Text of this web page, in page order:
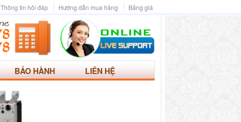
Bảng giá
Hướng dẫn mua hàng
Thông tin hỏi đáp
BẢO HÀNH LIÊN HỆ